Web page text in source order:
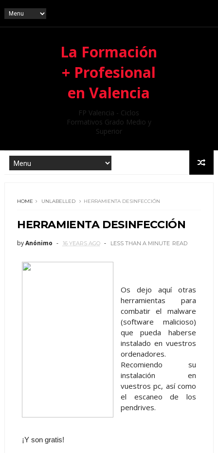
La Formación
+ Profesional
en Valencia
FP Valencia - Ciclos
Formativos Grado Medio y
Superior
HOME UNLABELLED HERRAMIENTA DESINFECCIÓN
HERRAMIENTA DESINFECCIÓN
byAnónimo 16 YEARS AGO LESS THAN A MINUTE READ
Os dejo aquí otras
herramientas para
combatir el malware
(software malicioso)
que pueda haberse
instalado en vuestros
ordenadores.
Recomiendo su
instalación en
vuestros pc, así como
el escaneo de los
pendrives.
¡Y son gratis!